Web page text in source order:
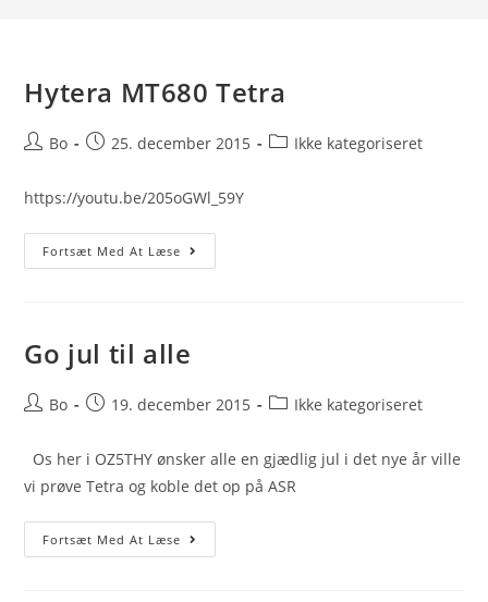
Hytera MT680 Tetra
PostBo
Post25. december 2015
PostIkke kategoriseret
https://youtu.be/205oGWl_59Y
Fortsæt Med At Læse Hytera
MT680
Go jul til alle
PostBo
Post19. december 2015
PostIkke kategoriseret
Os her i OZ5THY ønsker alle en gjædlig jul i det nye år ville
vi prøve Tetra og koble det op på ASR
Fortsæt Med At Læse Go
Jul